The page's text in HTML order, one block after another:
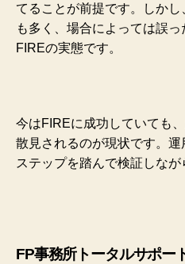
てることが前提です。しか
も多く、場合によっては誤
FIREの実態です。
今はFIREに成功していても
散見されるのが現状です。運
ステップを踏んで検証しな
FP事務所トータルサポー